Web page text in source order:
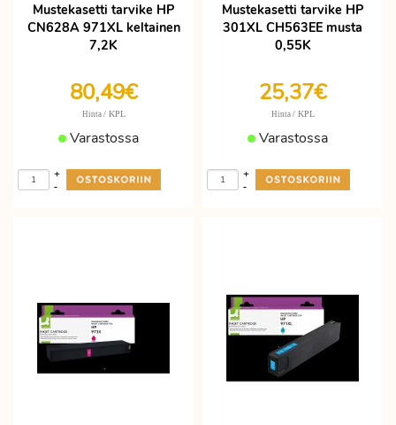
Mustekasetti tarvike HP
CN628A 971XL keltainen
7,2K
80,49€
Hinta / KPL
Varastossa
-
+
Mustekasetti tarvike HP
301XL CH563EE musta
0,55K
25,37€
Hinta / KPL
Varastossa
-
+